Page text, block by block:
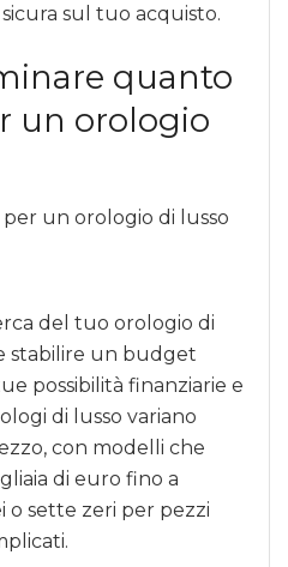
sul tuo acquisto.
quanto
un orologio
del tuo orologio di
stabilire un budget
possibilità finanziarie e
di lusso variano
con modelli che
di euro fino a
o sette zeri per pezzi